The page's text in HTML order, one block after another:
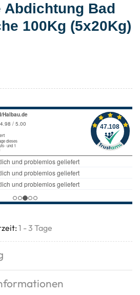
Bad
100Kg (5x20Kg)
1 - 3 Tage